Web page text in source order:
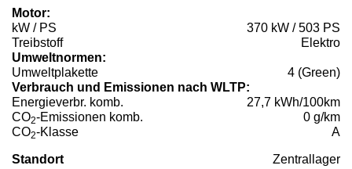
Motor:
kW / PS
370 kW / 503 PS
Treibstoff
Elektro
Umweltnormen:
Umweltplakette
4 (Green)
Verbrauch und Emissionen nach WLTP:
Energieverbr. komb.
27,7 kWh/100km
CO2-Emissionen komb.
0 g/km
CO2-Klasse A
Standort Zentrallager